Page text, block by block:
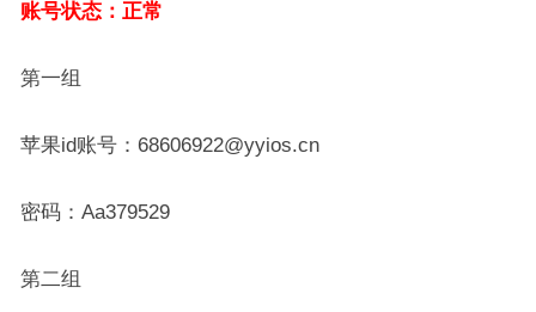
账号状态：正常
第一组
苹果id账号：68606922@yyios.cn
密码：Aa379529
第二组